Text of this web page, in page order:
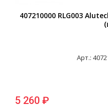
407210000 RLG003
Арт.:
5 260 ₽